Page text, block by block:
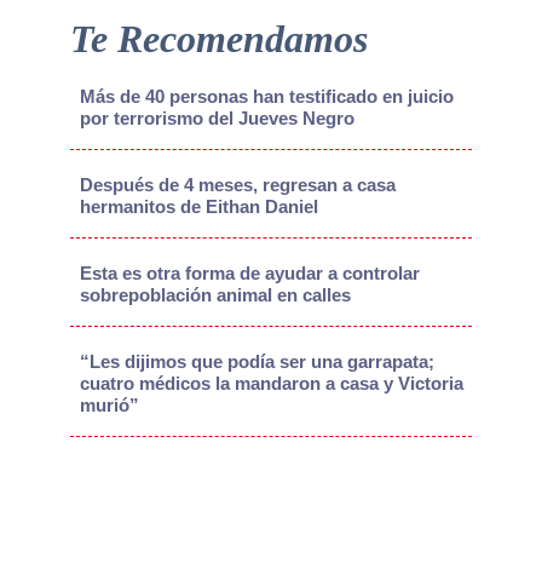
Te Recomendamos
Más de 40 personas han testificado en juicio
por terrorismo del Jueves Negro
Después de 4 meses, regresan a casa
hermanitos de Eithan Daniel
Esta es otra forma de ayudar a controlar
sobrepoblación animal en calles
“Les dijimos que podía ser una garrapata;
cuatro médicos la mandaron a casa y Victoria
murió”